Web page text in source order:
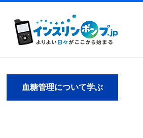
血糖管理について学ぶ